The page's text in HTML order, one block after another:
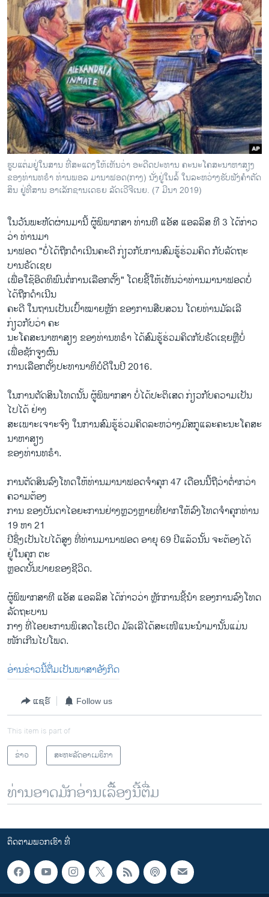
ຮູບ​ແຕ່ມ​ຢູ່​ໃນ​ສານ ທີ່​ສະ​ແດງ​ໃຫ້​ເຫັນ​ວ່າ ອະ​ດີດ​ປະ​ທານ ຄະ​ນະ​ໂຄ​ສະ​ນາ​ຫ​າ​ສຽງ
ຂອງ​ທ່ານ​ທ​ຣຳ ທ່ານ​ພອ​ລ ມາ​ນາ​ຟອດ(ກາງ) ນັ່ງ​ຢູ່​ໃນ​ລໍ້ ໃນ​ລະ​ຫວ່າງ​ຮັບ​ຟັງ​ຄຳ​ຕັດ​
ສິນ ຢູ່​ທີ່​ສານ ອາ​ເລັກ​ຊານ​ເດ​ຣຍ ລັດ​ເວີ​ຈີ​ເນຍ. (7 ມີ​ນາ 2019)
ໃນ​ວັນ​ພະ​ຫັດ​ຜ່ານ​ມານີ້ ຜູ້ພິພາກສາ ທ່ານທີ ແອັສ ແອລລິສ ທີ 3 ໄດ້ກ່າວ
ວ່າ ທ່ານມາ
ນາຟອດ "ບໍ່ໄດ້ຖືກດຳເນີນຄະດີ ກ່ຽວ​ກັບ​ການ​ສົມ​ຮູ້​ຮ່ວມ​ຄິດ ​ກັບ​ລັດ​ຖະ
ບານ​ຣັດ​ເຊຍ
ເພື່ອ​ໃຊ້​ອິດ​ທິ​ພົນ​ຕໍ່​ການ​ເລືອກ​ຕັ້ງ" ໂດຍ​ຊີ້​ໃຫ້​ເຫັນ​ວ່າທ່ານ​ມານາ​ຟ​ອດບໍ່​
ໄດ້​ຖືກ​ດຳ​ເນີນ
​ຄະ​ດີ ໃນຖານເປັນເປົ້າໝາຍຫຼັກ ຂອງການສືບສວນ ໂດຍທ່ານມັລເລີ
ກ່ຽວກັບວ່າ ຄະ
ນະໂຄສະນາຫາສຽງ ຂອງທ່ານທຣຳ ໄດ້ສົມຮູ້ຮ່ວມຄິດກັບຣັດເຊຍຫຼື​ບໍ່
ເພື່ອຊັກຈູງຜົນ
ການເລືອກຕັ້ງປະທານາທິບໍດີໃນປີ 2016.
ໃນ​ການ​ຕັດ​ສິນ​ໂທດນັ້ນ ຜູ້​ພິ​ພາກ​ສາ ບໍ່​ໄດ້​ປະ​ຕິ​ເສດ​ ກ່ຽວ​ກັບ​ຄວາມ​ເປັນ​
ໄປ​ໄດ້ ​ຢ່າງ​
ສະ​ເພາະ​ເຈາະ​ຈົງ ໃນ​ການ​ສົມ​ຮູ້​ຮ່ວມ​ຄິດ​ລະ​ຫວ່າງ​ມົ​ສ​ກູ​ແລະ​ຄະ​ນະ​ໂຄ​ສະ
ນາ​ຫາ​ສຽງ​
ຂອງ​ທ່ານ​ທ​ຣຳ.
ການຕັດສິນລົງໂທດໃຫ້​ທ່ານ​ມາ​ນາ​ຟ​ອດ​ຈຳ​ຄຸກ 47 ເດືອນນີ້ຖືວ່າຕ່ຳກວ່າ
ຄວາມຕ້ອງ
ການ ຂອງບັນດາໄອຍະການຢ່າງ​ຫຼວງ​ຫຼາຍທີ່​ຢາກໃຫ້ລົງ​ໂທດຈຳ​ຄຸກ​ທ່ານ
19 ຫາ 21
ປີຊຶ່ງເປັນໄປໄດ້ສູງ ທີ່ທ່ານມານາຟອດ ອາຍຸ 69 ປີແລ້ວນັ້ນ​ ຈະຕ້ອງໄດ້
ຢູ່ໃນຄຸກ ຕະ
ຫຼອດບັ້ນປາຍຂອງຊີວິດ.
ຜູ້ພິພາກສາທີ ແອັສ ແອລລິສ ໄດ້ກ່າວວ່າ ຫຼັກການຊີ້ນຳ ຂອງການລົງໂທດ
ລັດ​ຖະ​ບານ
​ກາງ ທີ່ໄອຍະການພິເສດໂຣເບີດ ມັລເລີໄດ້ສະເໜີແນະນຳມານັ້ນແມ່ນ
ໜັກເກີນໄປໂພດ.
ອ່ານ​ຂ່າວນີ້​ຕື່ມ​ເປັນ​ພາ​ສາ​ອັງ​ກິດ
ແຊຣ໌ Follow us
This item is part of
ຂ່າວ
ສະຫະລັດອາເມຣິກາ
ທ່ານອາດມັກອ່ານເລື້ອງນີ້ຕື່ມ
ຕິດຕາມພວກເຮົາ ທີ່